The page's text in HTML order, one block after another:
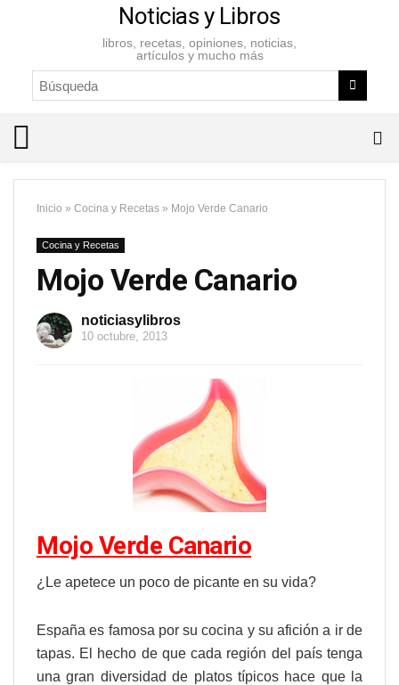
Noticias y Libros
libros, recetas, opiniones, noticias,
artículos y mucho más
Inicio » Cocina y Recetas » Mojo Verde Canario
Cocina y Recetas
Mojo Verde Canario
noticiasylibros
10 octubre, 2013
Mojo Verde Canario
¿Le apetece un poco de picante en su vida?
España es famosa por su cocina y su afición a ir de
tapas. El hecho de que cada región del país tenga
una gran diversidad de platos típicos hace que la